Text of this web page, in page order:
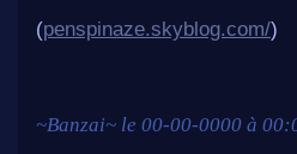
(penspinaze.skyblog.com/)
~Banzai~ le 00-00-0000 à